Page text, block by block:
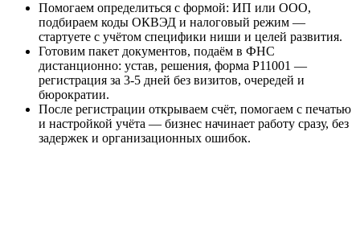
Помогаем определиться с формой: ИП или ООО,
подбираем коды ОКВЭД и налоговый режим —
стартуете с учётом специфики ниши и целей развития.
Готовим пакет документов, подаём в ФНС
дистанционно: устав, решения, форма Р11001 —
регистрация за 3-5 дней без визитов, очередей и
бюрократии.
После регистрации открываем счёт, помогаем с печатью
и настройкой учёта — бизнес начинает работу сразу, без
задержек и организационных ошибок.